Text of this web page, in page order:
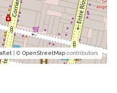
| © OpenStreetMap contributors